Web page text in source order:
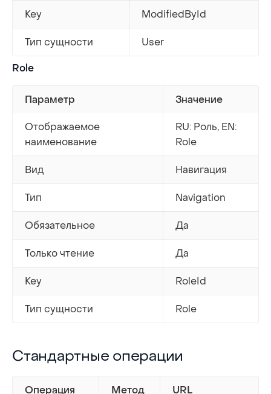
Key ModifiedById
Тип сущности User
Role
Параметр Значение
Отображаемое
наименование
RU: Роль, EN:
Role
Вид Навигация
Тип Navigation
Обязательное Да
Только чтение Да
Key RoleId
Тип сущности Role
Стандартные операции
Стандартные операции
Операция Метод URL